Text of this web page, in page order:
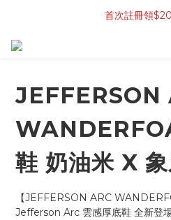
首次註冊領
JEFFERSON
鞋 奶油米 X 象
【JEFFERSON ARC
Jefferson Arc 雲感厚底鞋 全新登場